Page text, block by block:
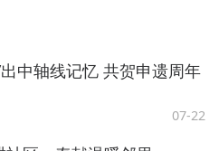
中轴线记忆 共贺申遗周年
07-22